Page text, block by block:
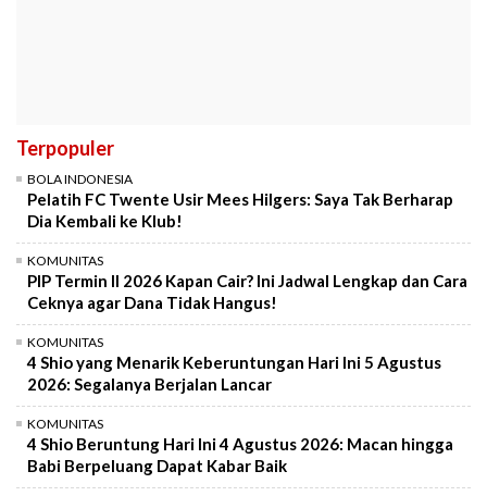
Terpopuler
BOLA INDONESIA
Pelatih FC Twente Usir Mees Hilgers: Saya Tak Berharap
Dia Kembali ke Klub!
KOMUNITAS
PIP Termin II 2026 Kapan Cair? Ini Jadwal Lengkap dan Cara
Ceknya agar Dana Tidak Hangus!
KOMUNITAS
4 Shio yang Menarik Keberuntungan Hari Ini 5 Agustus
2026: Segalanya Berjalan Lancar
KOMUNITAS
4 Shio Beruntung Hari Ini 4 Agustus 2026: Macan hingga
Babi Berpeluang Dapat Kabar Baik